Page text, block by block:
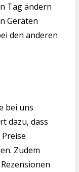
Tag ändern
Geräten
den anderen
bei uns
dazu, dass
Zudem